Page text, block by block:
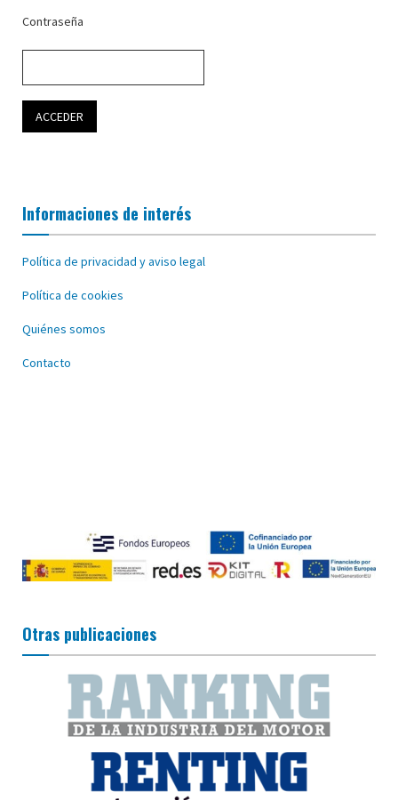
Contraseña
Informaciones de interés
Política de privacidad y aviso legal
Política de cookies
Quiénes somos
Contacto
Otras publicaciones